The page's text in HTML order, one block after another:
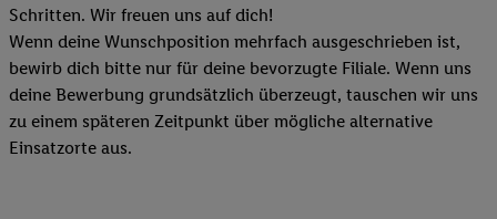
Schritten. Wir freuen uns auf dich!
Wenn deine Wunschposition mehrfach ausgeschrieben ist,
bewirb dich bitte nur für deine bevorzugte Filiale. Wenn uns
deine Bewerbung grundsätzlich überzeugt, tauschen wir uns
zu einem späteren Zeitpunkt über mögliche alternative
Einsatzorte aus.